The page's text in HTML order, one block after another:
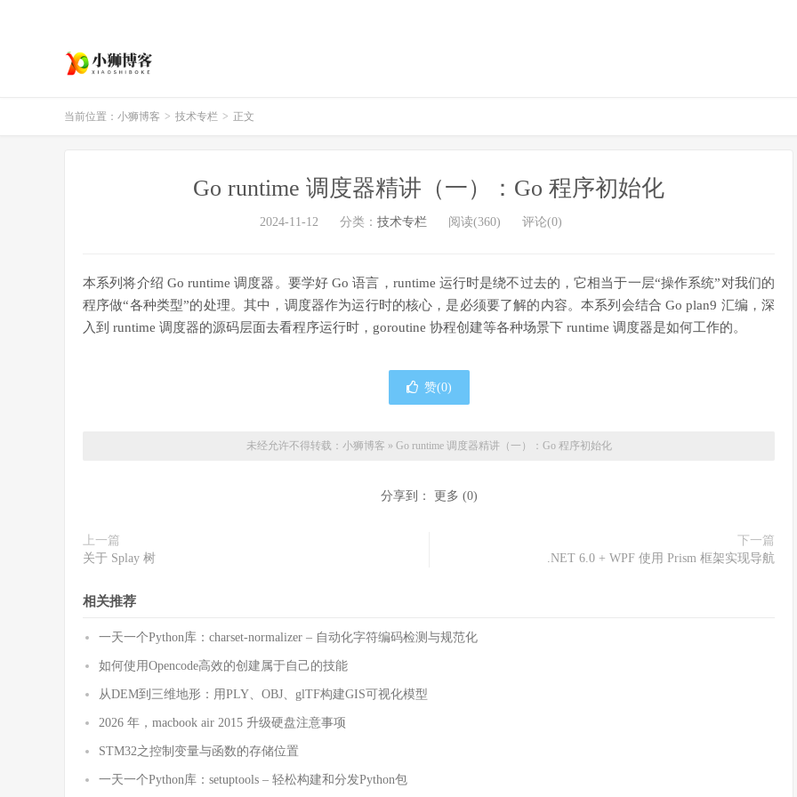
当前位置： 小狮博客 > 技术专栏 > 正文
Go runtime 调度器精讲（一）：Go 程序初始化
2024-11-12 分类： 技术专栏 阅读(360) 评论(0)
本系列将介绍 Go runtime 调度器。要学好 Go 语言，runtime 运行时是绕不过去的，它相当于一层“操作系统”对我们的
程序做“各种类型”的处理。其中，调度器作为运行时的核心，是必须要了解的内容。本系列会结合 Go plan9 汇编，深
入到 runtime 调度器的源码层面去看程序运行时，goroutine 协程创建等各种场景下 runtime 调度器是如何工作的。
赞(0)
未经允许不得转载： 小狮博客 » Go runtime 调度器精讲（一）：Go 程序初始化
分享到： 更多 (0)
上一篇
关于 Splay 树
下一篇
.NET 6.0 + WPF 使用 Prism 框架实现导航
相关推荐
一天一个Python库：charset-normalizer – 自动化字符编码检测与规范化
如何使用Opencode高效的创建属于自己的技能
从DEM到三维地形：用PLY、OBJ、glTF构建GIS可视化模型
2026 年，macbook air 2015 升级硬盘注意事项
STM32之控制变量与函数的存储位置
一天一个Python库：setuptools – 轻松构建和分发Python包